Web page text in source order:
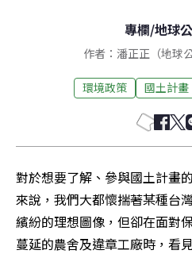
專欄/地球
作者：潘正正（地球
環境政策 國土計畫
對於想要了解、參與國土計畫
來說，我們大都懷揣著某種台
繽紛的理想圖像，但卻在面對
蔓延的農舍及違章工廠時，看